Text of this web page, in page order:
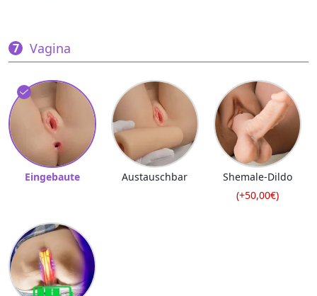
Vagina
Eingebaute Austauschbar
Shemale-Dildo
(+50,00€)